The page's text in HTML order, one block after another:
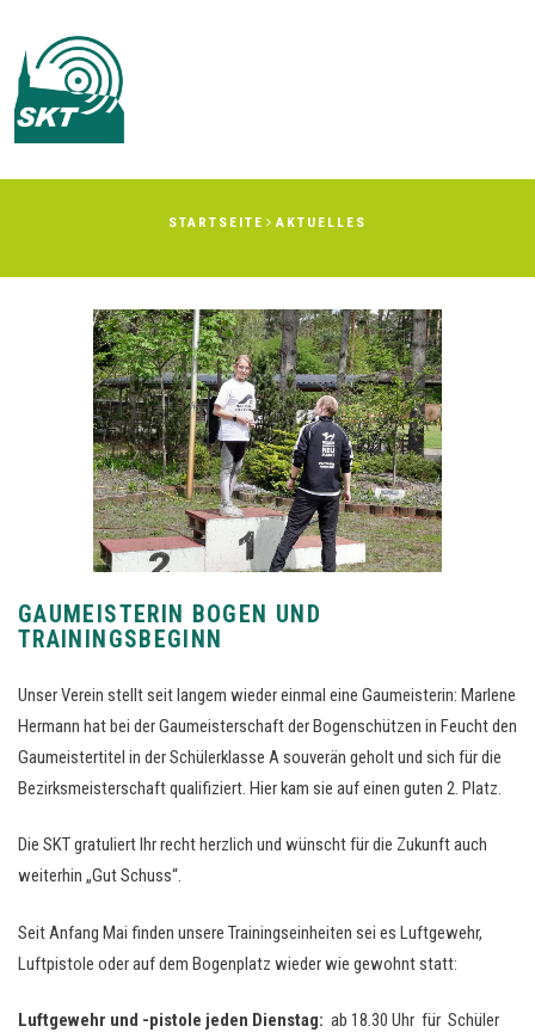
STARTSEITE AKTUELLES
GAUMEISTERIN BOGEN UND
TRAININGSBEGINN
Unser Verein stellt seit langem wieder einmal eine Gaumeisterin: Marlene
Hermann hat bei der Gaumeisterschaft der Bogenschützen in Feucht den
Gaumeistertitel in der Schülerklasse A souverän geholt und sich für die
Bezirksmeisterschaft qualifiziert. Hier kam sie auf einen guten 2. Platz.
Die SKT gratuliert Ihr recht herzlich und wünscht für die Zukunft auch
weiterhin „Gut Schuss“.
Seit Anfang Mai finden unsere Trainingseinheiten sei es Luftgewehr,
Luftpistole oder auf dem Bogenplatz wieder wie gewohnt statt:
Luftgewehr und -pistole jeden Dienstag: ab 18.30 Uhr für Schüler